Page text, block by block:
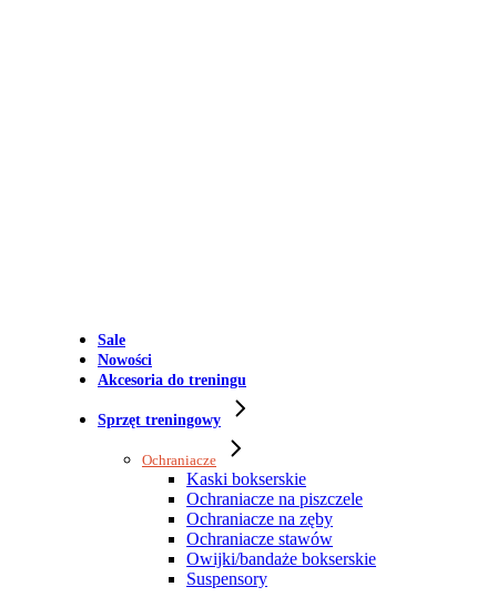
Sale
Nowości
Akcesoria do treningu
Sprzęt treningowy
Ochraniacze
Kaski bokserskie
Ochraniacze na piszczele
Ochraniacze na zęby
Ochraniacze stawów
Owijki/bandaże bokserskie
Suspensory